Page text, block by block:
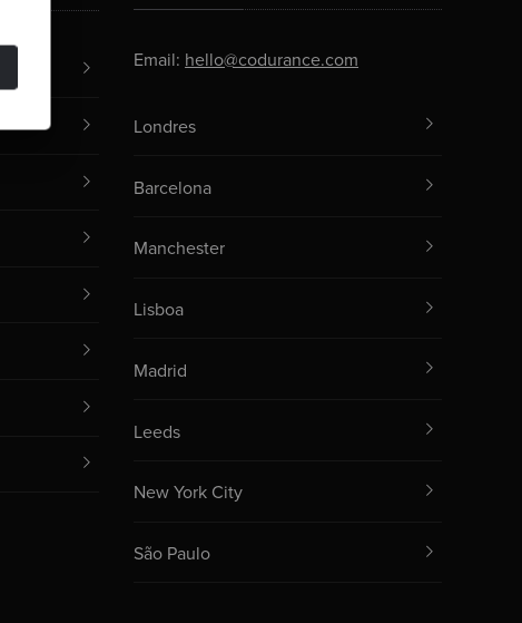
Email: hello@codurance.com
Londres
Barcelona
Manchester
Lisboa
Madrid
Leeds
New York City
São Paulo